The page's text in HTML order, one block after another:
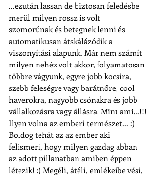
...ezután lassan de biztosan feledésbe
merül milyen rossz is volt
szomorúnak és betegnek lenni és
automatikusan átskálázódik a
viszonyítási alapunk. Már nem számít
milyen nehéz volt akkor, folyamatosan
többre vágyunk, egyre jobb kocsira,
szebb feleségre vagy barátnőre, cool
haverokra, nagyobb csónakra és jobb
vállalkozásra vagy állásra. Mint ami...!!!
Ilyen volna az emberi természet... :)
Boldog tehát az az ember aki
felismeri, hogy milyen gazdag abban
az adott pillanatban amiben éppen
létezik! :) Megéli, átéli, emlékeibe vési,